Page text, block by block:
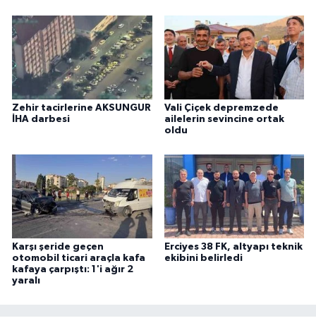
Zehir tacirlerine AKSUNGUR
İHA darbesi
Vali Çiçek depremzede
ailelerin sevincine ortak
oldu
Karşı şeride geçen
otomobil ticari araçla kafa
kafaya çarpıştı: 1'i ağır 2
yaralı
Erciyes 38 FK, altyapı teknik
ekibini belirledi